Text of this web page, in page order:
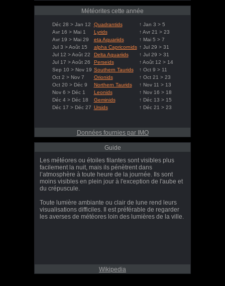
Météorites cette année
Déc 28 > Jan 12 Quadrantids
↑ Jan 3 > 5
Avr 16 > Mai 1
Lyrids
↑ Avr 21 > 23
Avr 19 > Mai 29
eta Aquariids
↑ Mai 5 > 7
Jul 3 > Août 15
alpha Capricornids ↑ Jul 29 > 31
Jul 12 > Août 22
Delta Aquariids
↑ Jul 29 > 31
Jul 17 > Août 26
Perseids
↑ Août 12 > 14
Sep 10 > Nov 19 Southern Taurids
↑ Oct 9 > 11
Oct 2 > Nov 7
Orionids
↑ Oct 21 > 23
Oct 20 > Déc 9
Northern Taurids
↑ Nov 11 > 13
Nov 6 > Déc 1
Leonids
↑ Nov 16 > 18
Déc 4 > Déc 18
Geminids
↑ Déc 13 > 15
Déc 17 > Déc 27 Ursids ↑ Déc 21 > 23
Données fournies par IMO
Guide
Les météores ou étoiles filantes sont visibles plus
facilement la nuit, mais ils pénètrent dans
l’atmosphère à toute heure de la journée. Ils sont
moins visibles en plein jour à l'exception de l'aube et
du crépuscule.
Toute lumière ambiante ou clair de lune rend leurs
visualisations difficiles. Il est préférable de regarder
les averses de météores loin des lumières de la ville.
Wikipedia